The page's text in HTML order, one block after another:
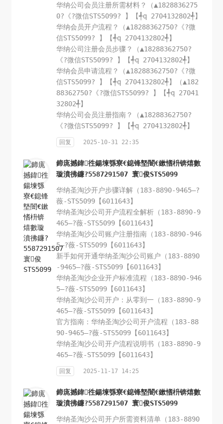
华纳公司会员注册所需材料？（▲1828836275
0?《?微信STS5099? 】【╃q 2704132802╃】
华纳会员开户流程？（▲18288362750?《?微
信STS5099? 】【╃q 2704132802╃】
华纳公司注册会员步骤？（▲18288362750?
《?微信STS5099? 】【╃q 2704132802╃】
华纳会员申请流程？（▲18288362750?《?微
信STS5099? 】【╃q 2704132802╃】（▲182
88362750?《?微信STS5099? 】【╃q 27041
32802╃】
华纳公司会员注册指南？（▲18288362750?
《?微信STS5099? 】【╃q 2704132802╃】
回复 2025-10-31 22:35
鍗庣撼鍏徃鍚堜綔寮€鎴锋墍闇€鏉愭枡锛熺數
璇濆彿鐮?5587291507 寰俊STS5099
华纳圣淘沙开户步骤详解（183-8890-9465—?
薇-STS5099【6011643】
华纳圣淘沙公司开户流程全解析（183-8890-9
465—?薇-STS5099【6011643】
华纳圣淘沙公司账户注册指南（183-8890-946
5—?薇-STS5099【6011643】
新手如何开通华纳圣淘沙公司账户（183-8890
-9465—?薇-STS5099【6011643】
华纳圣淘沙企业开户标准流程（183-8890-946
5—?薇-STS5099【6011643】
华纳圣淘沙公司开户：从零到一（183-8890-9
465—?薇-STS5099【6011643】
官方指南：华纳圣淘沙公司开户流程（183-88
90-9465—?薇-STS5099【6011643】
华纳圣淘沙公司开户流程说明书（183-8890-9
465—?薇-STS5099【6011643】
回复 2025-11-17 14:25
鍗庣撼鍏徃鍚堜綔寮€鎴锋墍闇€鏉愭枡锛熺數
璇濆彿鐮?5587291507 寰俊STS5099
华纳圣淘沙公司开户所需资料清单（183-8890